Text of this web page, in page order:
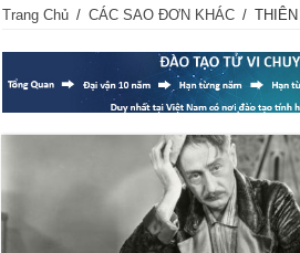
Trang Chủ / CÁC SAO ĐƠN KHÁC /